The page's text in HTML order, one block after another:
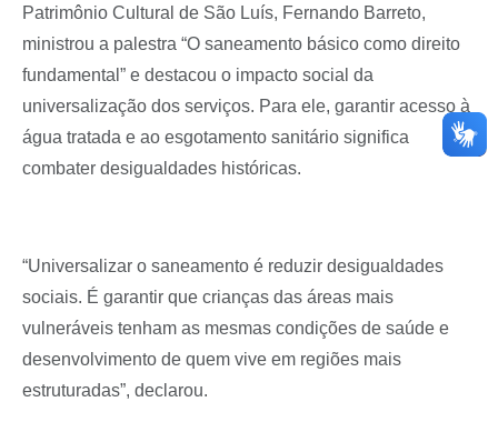
Patrimônio Cultural de São Luís, Fernando Barreto,
ministrou a palestra “O saneamento básico como direito
fundamental” e destacou o impacto social da
universalização dos serviços. Para ele, garantir acesso à
água tratada e ao esgotamento sanitário significa
combater desigualdades históricas.
“Universalizar o saneamento é reduzir desigualdades
sociais. É garantir que crianças das áreas mais
vulneráveis tenham as mesmas condições de saúde e
desenvolvimento de quem vive em regiões mais
estruturadas”, declarou.